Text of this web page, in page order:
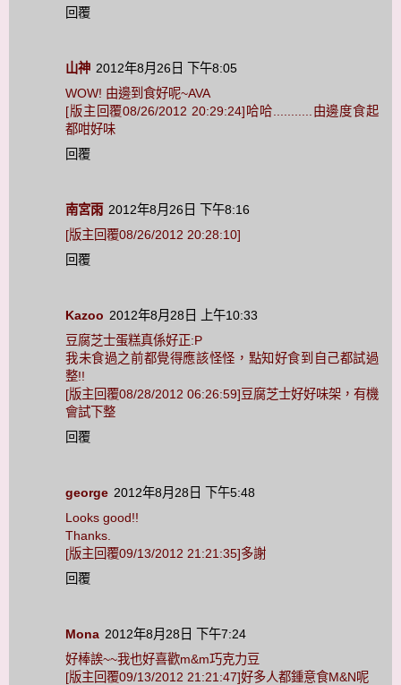
回覆
山神 2012年8月26日 下午8:05
WOW! 由邊到食好呢~AVA
[版主回覆08/26/2012 20:29:24]哈哈...........由邊度食起
都咁好味
回覆
南宮雨 2012年8月26日 下午8:16
[版主回覆08/26/2012 20:28:10]
回覆
Kazoo 2012年8月28日 上午10:33
豆腐芝士蛋糕真係好正:P
我未食過之前都覺得應該怪怪，點知好食到自己都試過
整!!
[版主回覆08/28/2012 06:26:59]豆腐芝士好好味架，有機
會試下整
回覆
george 2012年8月28日 下午5:48
Looks good!!
Thanks.
[版主回覆09/13/2012 21:21:35]多謝
回覆
Mona 2012年8月28日 下午7:24
好棒誒~~我也好喜歡m&m巧克力豆
[版主回覆09/13/2012 21:21:47]好多人都鍾意食M&N呢